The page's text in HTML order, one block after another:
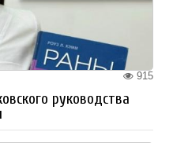
915
руководства